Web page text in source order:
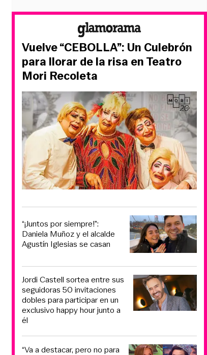
Vuelve “CEBOLLA”: Un Culebrón
para llorar de la risa en Teatro
Mori Recoleta
“¡Juntos por siempre!”:
Daniela Muñoz y el alcalde
Agustín Iglesias se casan
Jordi Castell sortea entre sus
seguidoras 50 invitaciones
dobles para participar en un
exclusivo happy hour junto a
él
“Va a destacar, pero no para